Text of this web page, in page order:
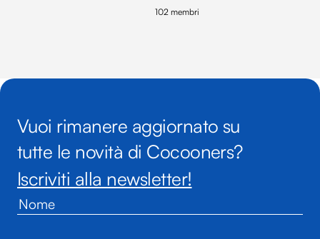
102 membri
Vuoi rimanere aggiornato su
tutte le novità di Cocooners?
Iscriviti alla newsletter!